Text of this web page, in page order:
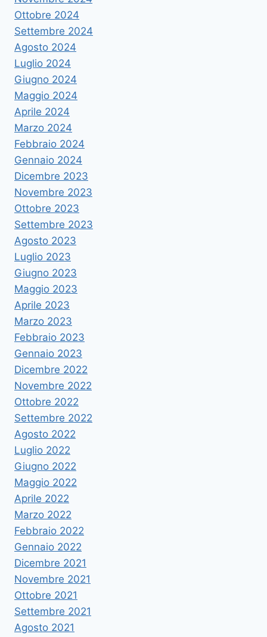
Ottobre 2024
Settembre 2024
Agosto 2024
Luglio 2024
Giugno 2024
Maggio 2024
Aprile 2024
Marzo 2024
Febbraio 2024
Gennaio 2024
Dicembre 2023
Novembre 2023
Ottobre 2023
Settembre 2023
Agosto 2023
Luglio 2023
Giugno 2023
Maggio 2023
Aprile 2023
Marzo 2023
Febbraio 2023
Gennaio 2023
Dicembre 2022
Novembre 2022
Ottobre 2022
Settembre 2022
Agosto 2022
Luglio 2022
Giugno 2022
Maggio 2022
Aprile 2022
Marzo 2022
Febbraio 2022
Gennaio 2022
Dicembre 2021
Novembre 2021
Ottobre 2021
Settembre 2021
Agosto 2021